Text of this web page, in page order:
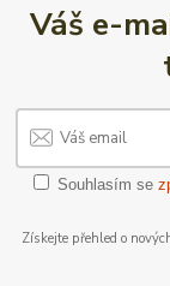
Váš e-
Souhlasím se
Získejte přehled o